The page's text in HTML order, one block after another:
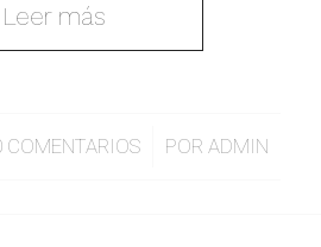
Leer más
COMENTARIOS
/ POR ADMIN